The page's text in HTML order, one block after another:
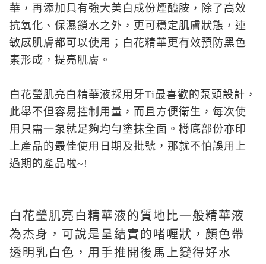
華，再添加具有強大美白成份煙醯胺，除了高效
抗氧化、保濕鎖水之外，更可穩定肌膚狀態，連
敏感肌膚都可以使用；白花精華更有效預防黑色
素形成，提亮肌膚。
白花瑩肌亮白精華液採用牙Ti最喜歡的泵頭設計，
此舉不但容易控制用量，而且方便衛生，每次使
用只需一泵就足夠均勻塗抹全面。樽底部份亦印
上產品的最佳使用日期及批號，那就不怕誤用上
過期的產品啦~!
白花瑩肌亮白精華液的質地比一般精華液
為杰身，可說是呈結實的啫喱狀，顏色帶
透明乳白色，用手推開後馬上變得好水